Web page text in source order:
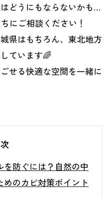
どうにもならないかも…
にご相談ください！
県はもちろん、東北地方
ています🌈
せる快適な空間を一緒に
防ぐには？自然の中
のカビ対策ポイント